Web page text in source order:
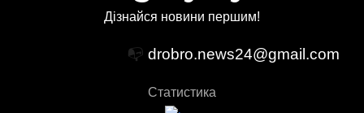
Дізнайся новини першим!
📭 drobro.news24@gmail.com
Статистика